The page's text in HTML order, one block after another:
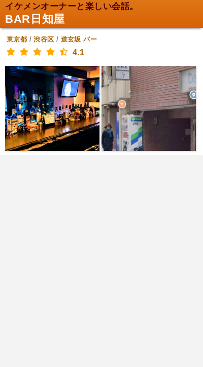
イケメンオーナーと楽しい会話。
BAR日知屋
東京都 /渋谷区 / 道玄坂 バー
4.1